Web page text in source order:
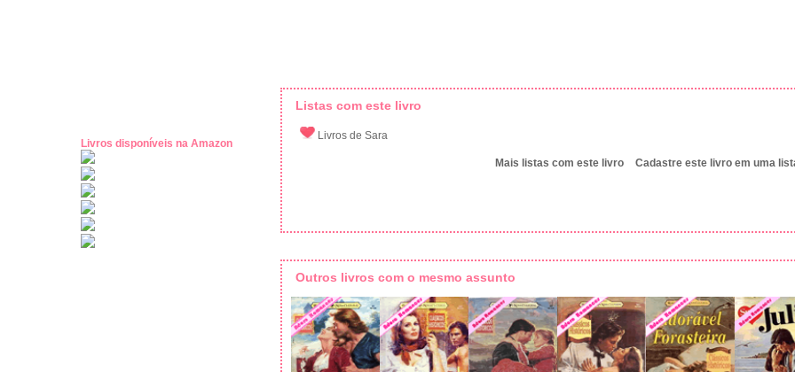
Livros disponíveis na Amazon
Listas com este livro
Livros de Sara
Mais listas com este livro Cadastre este livro em uma
Outros livros com o mesmo assunto